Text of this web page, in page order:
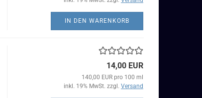
IN DEN WARENKORB
14,00 EUR
140,00 EUR pro 100 ml
inkl. 19% MwSt. zzgl. Versand